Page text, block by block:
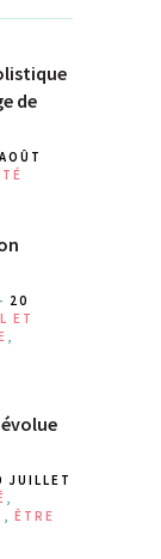
de
20
ET
JUILLET
ÊTRE